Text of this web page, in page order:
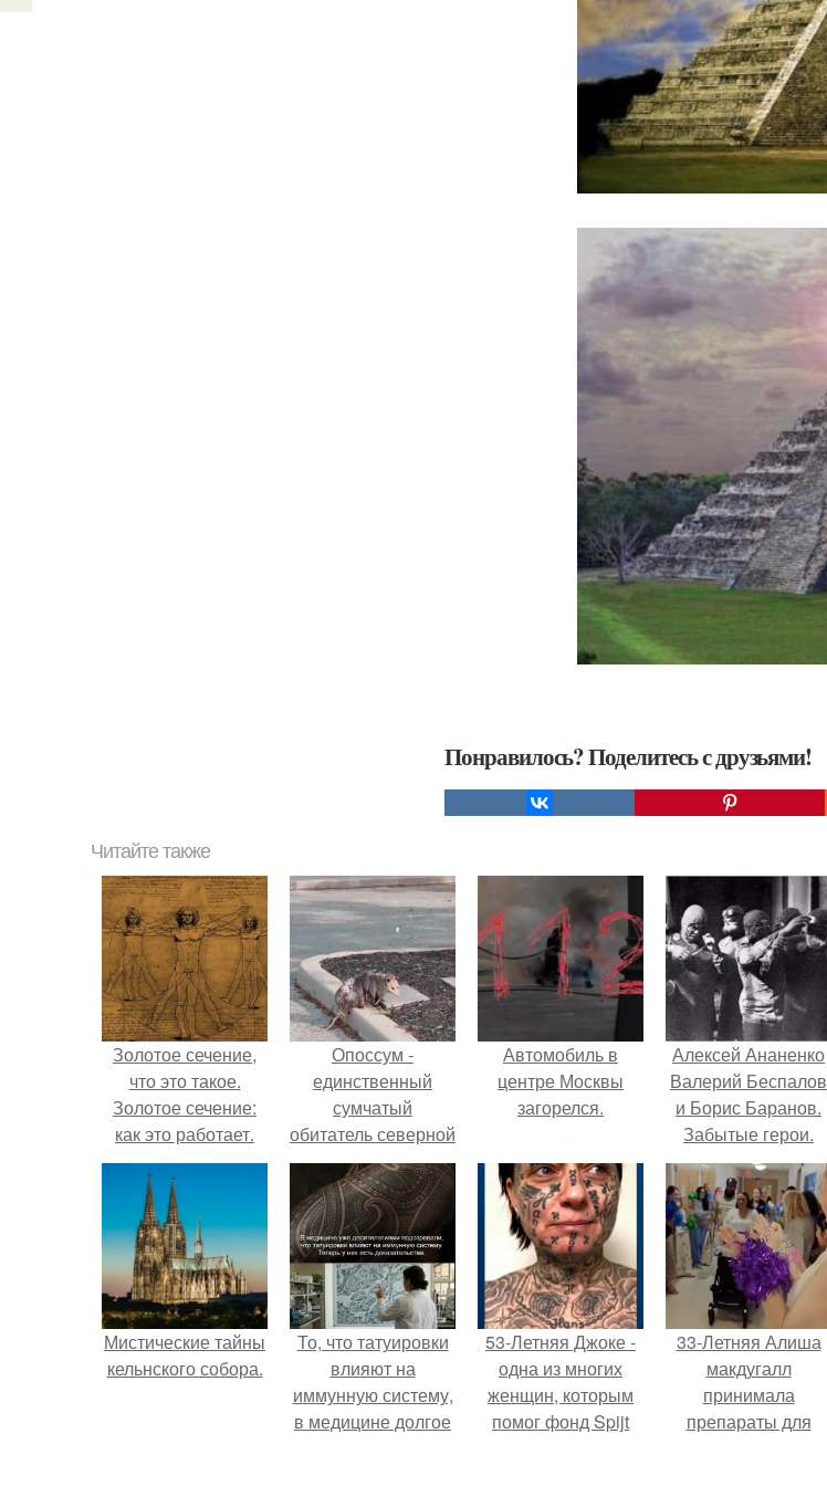
Понравилось? Поделитесь с друзьями!
Читайте также
Золотое сечение,
что это такое.
Золотое сечение:
как это работает.
Опоссум -
единственный
сумчатый
обитатель северной
америки.
Автомобиль в
центре Москвы
загорелся.
Алексей Ананенко
Валерий Беспалов
и Борис Баранов.
Забытые герои.
Чернобыльские
дайверы.
Мистические тайны
кельнского собора.
То, что татуировки
влияют на
иммунную систему,
в медицине долгое
53-Летняя Джоке -
одна из многих
женщин, которым
помог фонд Spijt
33-Летняя Алиша
макдугалл
принимала
препараты для